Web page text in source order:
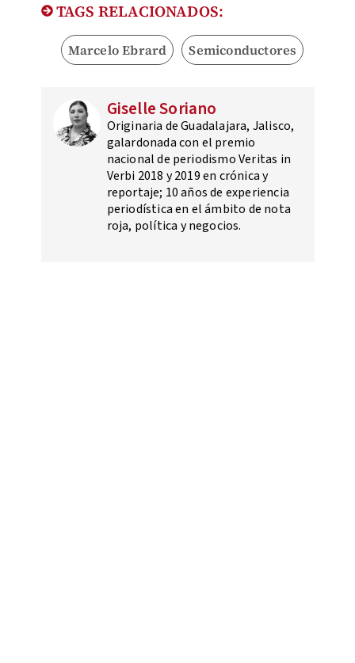
TAGS RELACIONADOS:
Marcelo Ebrard Semiconductores
Giselle Soriano
Originaria de Guadalajara, Jalisco,
galardonada con el premio
nacional de periodismo Veritas in
Verbi 2018 y 2019 en crónica y
reportaje; 10 años de experiencia
periodística en el ámbito de nota
roja, política y negocios.